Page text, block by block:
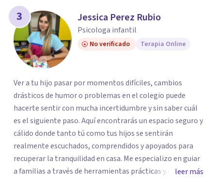
3 Jessica Perez Rubio
Psicologa infantil
No verificado Terapia Online
Ver a tu hijo pasar por momentos difíciles, cambios
drásticos de humor o problemas en el colegio puede
hacerte sentir con mucha incertidumbre y sin saber cuál
es el siguiente paso. Aquí encontrarás un espacio seguro y
cálido donde tanto tú como tus hijos se sentirán
realmente escuchados, comprendidos y apoyados para
recuperar la tranquilidad en casa. Me especializo en guiar
a familias a través de herramientas prácticas y dinámicas
leer más